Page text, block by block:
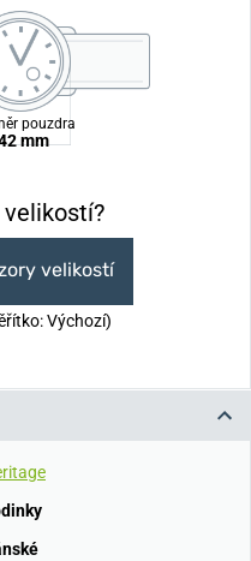
pouzdra
mm
velikostí
Výchozí)